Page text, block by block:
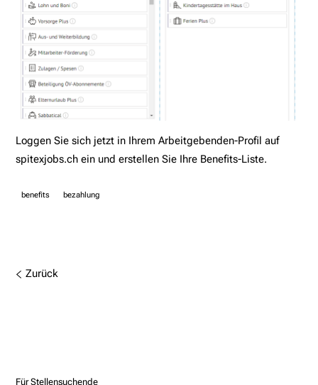
Loggen Sie sich jetzt in IhremArbeitgebenden-Profil auf
spitexjobs.ch ein und erstellen Sie Ihre Benefits-Liste.
benefits bezahlung
Zurück
Für Stellensuchende